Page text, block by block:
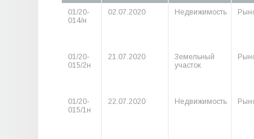
01/20-
014/н
02.07.2020 Недвижимость
01/20-
015/2н
21.07.2020
Земельный
участок
01/20-
015/1н
22.07.2020 Недвижимость